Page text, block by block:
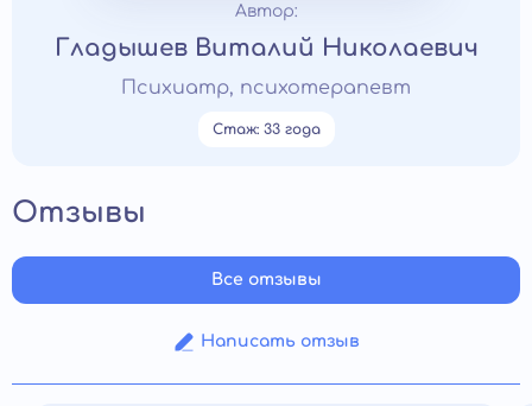
Автор:
Гладышев Виталий Николаевич
Психиатр, психотерапевт
Стаж: 33 года
Отзывы
Написать отзыв
Все отзывы